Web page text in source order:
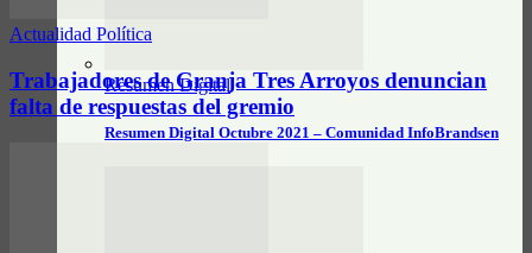
Resumen Digital
Resumen Digital Octubre 2021 – Comunidad InfoBrandsen
Actualidad Política
Trabajadores de Granja Tres Arroyos denuncian
falta de respuestas del gremio